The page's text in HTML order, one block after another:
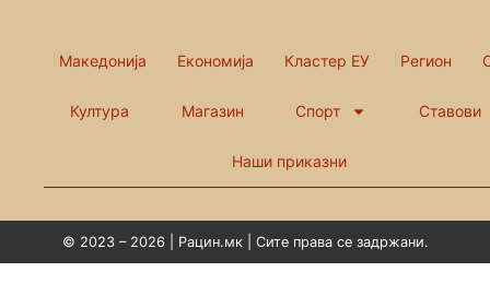
Македонија Економија Кластер ЕУ Регион
Култура Магазин Спорт Ставови
Наши приказни
© 2023 – 2026 | Рацин.мк | Сите права се задржани.